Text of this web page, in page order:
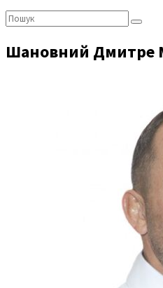
Пошук:
Шановний Дмитре